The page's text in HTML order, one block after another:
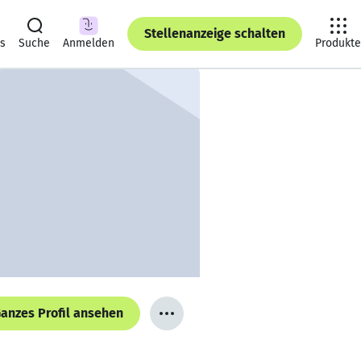
Suche Anmelden
Stellenanzeige schalten
Produkte
Profil ansehen